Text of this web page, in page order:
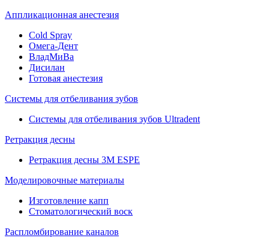
Аппликационная анестезия
Cold Spray
Омега-Дент
ВладМиВа
Дисилан
Готовая анестезия
Системы для отбеливания зубов
Системы для отбеливания зубов Ultradent
Ретракция десны
Ретракция десны 3M ESPE
Моделировочные материалы
Изготовление капп
Стоматологический воск
Распломбирование каналов